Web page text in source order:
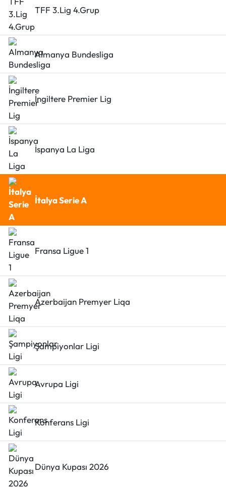
TFF 3.Lig 4.Grup
Almanya Bundesliga
İngiltere Premier Lig
İspanya La Liga
İtalya Serie A
Fransa Ligue 1
Azerbaijan Premyer Liqa
Şampiyonlar Ligi
Avrupa Ligi
Konferans Ligi
Dünya Kupası 2026